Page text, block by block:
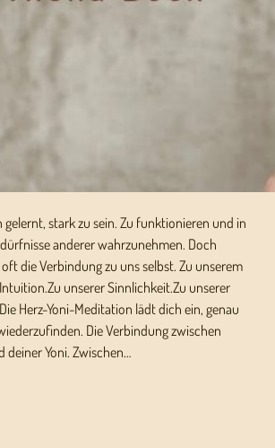
gelernt, stark zu sein. Zu funktionieren und in
anderer wahrzunehmen. Doch
die Verbindung zu uns selbst. Zu unserem
unserer Sinnlichkeit.Zu unserer
Herz-Yoni-Meditation lädt dich ein, genau
Die Verbindung zwischen
deiner Yoni. Zwischen…